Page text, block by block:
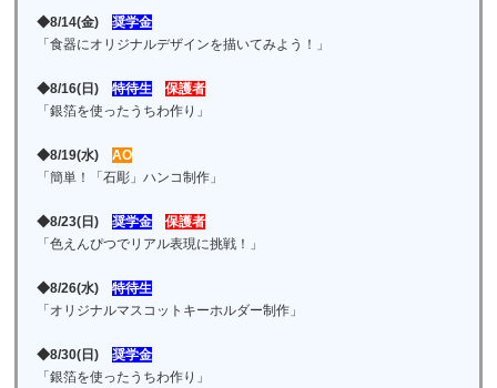
◆8/14(金)奨学金
「食器にオリジナルデザインを描いてみよう！」
◆8/16(日)特待生
保護者
「銀箔を使ったうちわ作り」
◆8/19(水)AO
「簡単！「石彫」ハンコ制作」
◆8/23(日)奨学金
保護者
「色えんぴつでリアル表現に挑戦！」
◆8/26(水)特待生
「オリジナルマスコットキーホルダー制作」
◆8/30(日)奨学金
「銀箔を使ったうちわ作り」